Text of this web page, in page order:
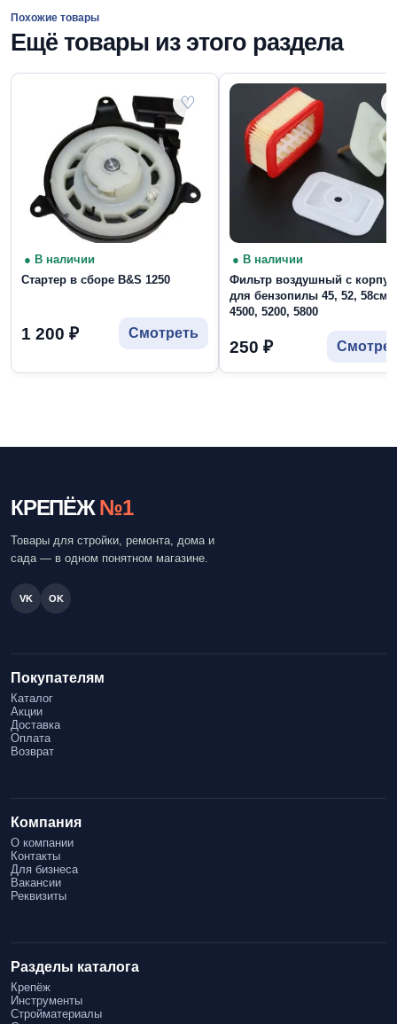
Похожие товары
Ещё товары из этого раздела
♡
● В наличии
Стартер в сборе B&S 1250
1 200 ₽ Смотреть
● В наличии
Фильтр воздушный с
для бензопилы 45, 52, 58см3,
4500, 5200, 5800
250 ₽
КРЕПЁЖ №1
Товары для стройки, ремонта, дома и
сада — в одном понятном магазине.
VK OK
Покупателям
Каталог
Акции
Доставка
Оплата
Возврат
Компания
О компании
Контакты
Для бизнеса
Вакансии
Реквизиты
Разделы каталога
Крепёж
Инструменты
Стройматериалы